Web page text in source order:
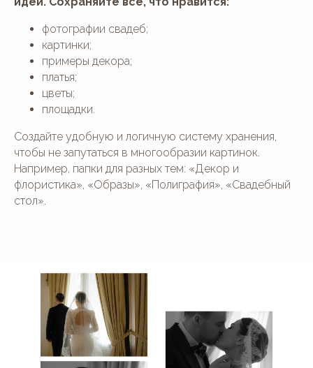
фотографии свадеб;
картинки;
примеры декора;
платья;
цветы;
площадки.
Создайте удобную и логичную систему хранения,
чтобы не запутаться в многообразии картинок.
Например, папки для разных тем: «Декор и
флористика», «Образы», «Полиграфия», «Свадебный
стол».